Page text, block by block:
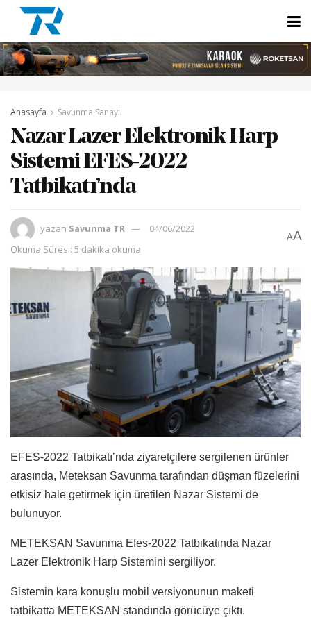
Anasayfa Savunma Sanayii
Nazar Lazer Elektronik Harp
Sistemi EFES-2022
Tatbikatı’nda
yazan Savunma TR
04/06/2022
Okuma Süresi: 5 dakika okuma
AA
EFES-2022 Tatbikatı’nda ziyaretçilere sergilenen ürünler
arasında, Meteksan Savunma tarafından düşman füzelerini
etkisiz hale getirmek için üretilen Nazar Sistemi de
bulunuyor.
METEKSAN Savunma Efes-2022 Tatbikatında Nazar
Lazer Elektronik Harp Sistemini sergiliyor.
Sistemin kara konuşlu mobil versiyonunun maketi
tatbikatta METEKSAN standında görücüye çıktı.